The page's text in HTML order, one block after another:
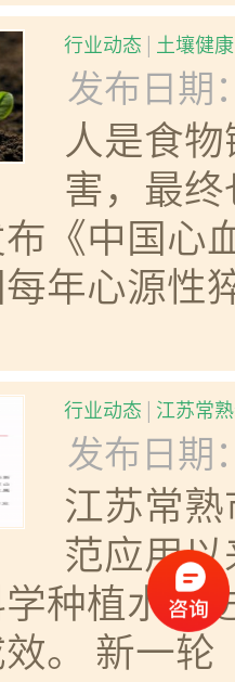
行业动态 | 土壤健
发布日期
人是食
害，最
《中国心
年心源性
行业动态 | 江苏常
发布日期
江苏常
范应用
种植水平
。 新一